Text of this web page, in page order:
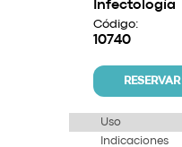
Infectología
Código:
10740
RESERVAR
Uso
Indicaciones